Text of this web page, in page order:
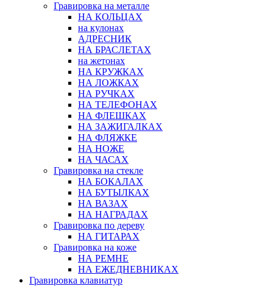
Гравировка на металле
НА КОЛЬЦАХ
на кулонах
АДРЕСНИК
НА БРАСЛЕТАХ
на жетонах
НА КРУЖКАХ
НА ЛОЖКАХ
НА РУЧКАХ
НА ТЕЛЕФОНАХ
НА ФЛЕШКАХ
НА ЗАЖИГАЛКАХ
НА ФЛЯЖКЕ
НА НОЖЕ
НА ЧАСАХ
Гравировка на стекле
НА БОКАЛАХ
НА БУТЫЛКАХ
НА ВАЗАХ
НА НАГРАДАХ
Гравировка по дереву
НА ГИТАРАХ
Гравировка на коже
НА РЕМНЕ
НА ЕЖЕДНЕВНИКАХ
Гравировка клавиатур